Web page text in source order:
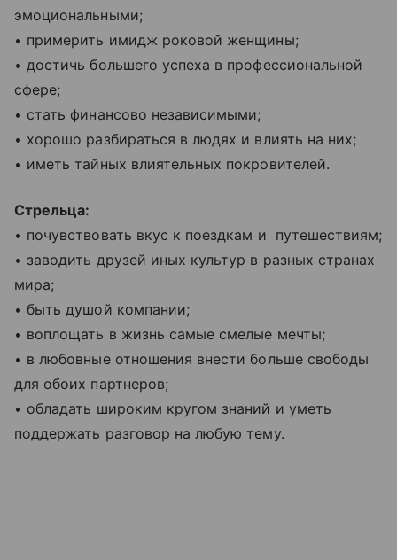
эмоциональными;
• примерить имидж роковой женщины;
• достичь большего успеха в профессиональной
сфере;
• стать финансово независимыми;
• хорошо разбираться в людях и влиять на них;
• иметь тайных влиятельных покровителей.
Стрельца:
• почувствовать вкус к поездкам и путешествиям;
• заводить друзей иных культур в разных странах
мира;
• быть душой компании;
• воплощать в жизнь самые смелые мечты;
• в любовные отношения внести больше свободы
для обоих партнеров;
• обладать широким кругом знаний и уметь
поддержать разговор на любую тему.